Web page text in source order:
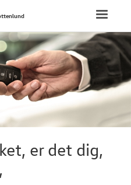
FORSIDE
NYE
BRUGTE BILER
Toggle
er det dig,